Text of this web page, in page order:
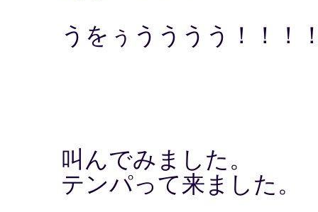
うをぅうううう！！！
叫んでみました。
テンパって来ました。